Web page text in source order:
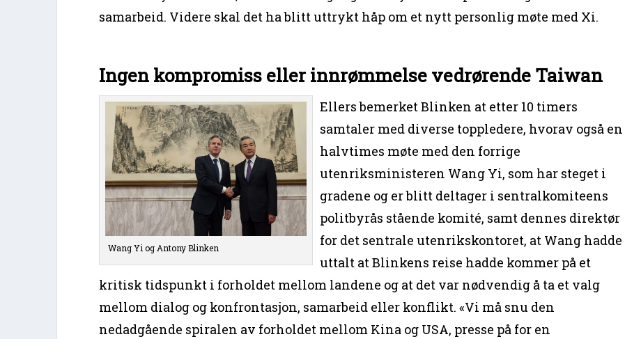
samarbeid. Videre skal det ha blitt uttrykt håp om et nytt personlig møte med Xi.
Ingen kompromiss eller innrømmelse vedrørende Taiwan
Wang Yi og Antony Blinken
Ellers bemerket Blinken at etter 10 timers
samtaler med diverse toppledere, hvorav også en
halvtimes møte med den forrige
utenriksministeren Wang Yi, som har steget i
gradene og er blitt deltager i sentralkomiteens
politbyrås stående komité, samt dennes direktør
for det sentrale utenrikskontoret, at Wang hadde
uttalt at Blinkens reise hadde kommer på et
kritisk tidspunkt i forholdet mellom landene og at det var nødvendig å ta et valg
mellom dialog og konfrontasjon, samarbeid eller konflikt. «Vi må snu den
nedadgående spiralen av forholdet mellom Kina og USA, presse på for en